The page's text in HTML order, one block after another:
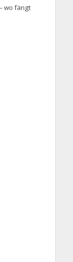
wo fängt